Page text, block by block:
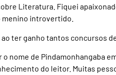
Literatura. Fiquei
menino introvertido.
ao ter ganho tantos concursos
nome de Pindamonhangaba
do leitor. Muitas